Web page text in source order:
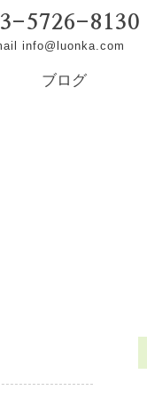
5726-8130
info@luonka.com
ブログ